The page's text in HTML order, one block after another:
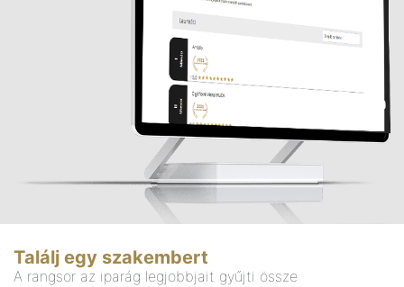
Találj egy szakembert
A rangsor az iparág legjobbjait gyűjti össze